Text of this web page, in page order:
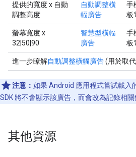
提供的寬度x 自動
調整高度
自動調整橫
幅廣告
手
板
螢幕寬度x
32|50|90
智慧型橫幅
廣告
手
板
進一步瞭解自動調整橫幅廣告(用於取代
注意： 如果 Android 應用程式嘗試載入
SDK 將不會顯示該廣告，而會改為記錄相關
其他資源